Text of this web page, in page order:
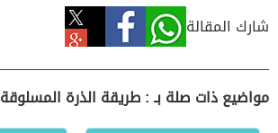
شارك المقالة
مواضيع ذات صلة بـ : طريقة الذرة المسلوقة